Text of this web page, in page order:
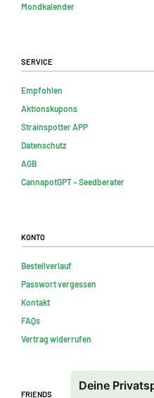
Deine
Mondkalender
Service
Empfohlen
Aktionskupons
Strainspotter APP
Datenschutz
AGB
CannapotGPT – Seedberater
Konto
Bestellverlauf
Passwort vergessen
Kontakt
FAQs
Vertrag widerrufen
Friends